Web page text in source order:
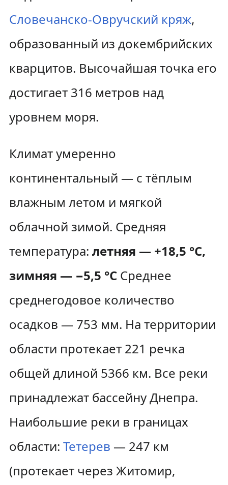
Словечанско-Овручский кряж,
образованный из докембрийских
кварцитов. Высочайшая точка его
достигает 316 метров над
уровнем моря.
Климат умеренно
континентальный — с тёплым
влажным летом и мягкой
облачной зимой. Средняя
температура: летняя — +18,5 °C,
зимняя — −5,5 °CСреднее
среднегодовое количество
осадков — 753 мм. На территории
области протекает 221 речка
общей длиной 5366 км. Все реки
принадлежат бассейну Днепра.
Наибольшие реки в границах
области: Тетерев — 247 км
(протекает через Житомир,